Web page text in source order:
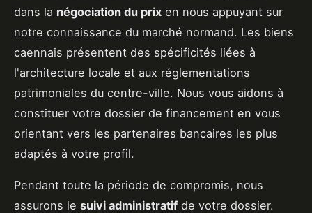
dans la négociation du prix en nous appuyant sur
notre connaissance du marché normand. Les biens
caennais présentent des spécificités liées à
l'architecture locale et aux réglementations
patrimoniales du centre-ville. Nous vous aidons à
constituer votre dossier de financement en vous
orientant vers les partenaires bancaires les plus
adaptés à votre profil.
Pendant toute la période de compromis, nous
assurons le suivi administratif de votre dossier.